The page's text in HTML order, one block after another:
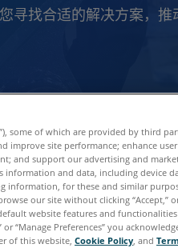
找合适的解决方案，推
示
体验 GeoSLAM 的省时
some of which are provided by third
improve site performance; enhance
and support our advertising and
and data, including device
information, for these and similar
our site without clicking “Accept,”
website features and
“Manage Preferences” you
of this website, Cookie Policy, and